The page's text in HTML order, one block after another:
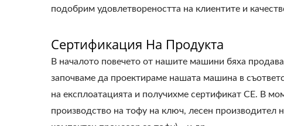
подобрим удовлетвореността на клиентите и
Сертификация На Продукта
В началото повечето от нашите машини бяха
започваме да проектираме нашата машина в
на експлоатацията и получихме сертификат CE. В
производство на тофу на ключ, лесен производител